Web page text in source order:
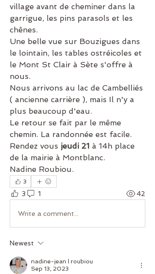
village avant de cheminer dans la
garrigue, les pins parasols et les
chênes.
Une belle vue sur Bouzigues dans
le lointain, les tables ostréicoles et
le Mont St Clair à Sète s'offre à
nous.
Nous arrivons au lac de Cambelliés
( ancienne carrière ), mais Il n'y a
plus beaucoup d'eau.
Le retour se fait par le même
chemin. La randonnée est facile.
Rendez vous jeudi 21 à 14h place
de la mairie à Montblanc.
Nadine Roubiou.
3
3 1 42
Write a comment...
Newest
nadine-jean l roubiou
Sep 13, 2023